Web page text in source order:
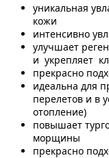
уникальная
кожи
интенсивно
улучшает
и укрепляет
прекрасно
идеальна для
перелетов и в
отопление)
повышает
морщины
прекрасно